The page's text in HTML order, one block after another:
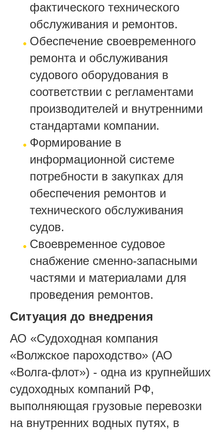
фактического технического
обслуживания и ремонтов.
Обеспечение своевременного
ремонта и обслуживания
судового оборудования в
соответствии с регламентами
производителей и внутренними
стандартами компании.
Формирование в
информационной системе
потребности в закупках для
обеспечения ремонтов и
технического обслуживания
судов.
Своевременное судовое
снабжение сменно-запасными
частями и материалами для
проведения ремонтов.
Ситуация до внедрения
АО «Судоходная компания
«Волжское пароходство» (АО
«Волга-флот») - одна из крупнейших
судоходных компаний РФ,
выполняющая грузовые перевозки
на внутренних водных путях, в